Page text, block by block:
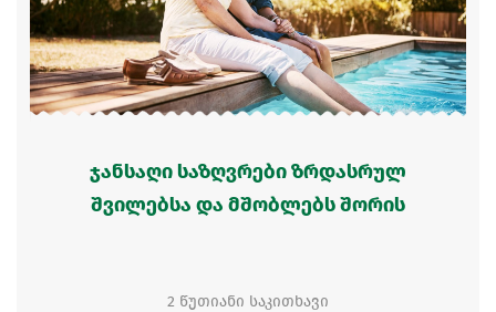
ჯანსაღი საზღვრები ზრდასრულ
შვილებსა და მშობლებს შორის
2 წუთიანი საკითხავი